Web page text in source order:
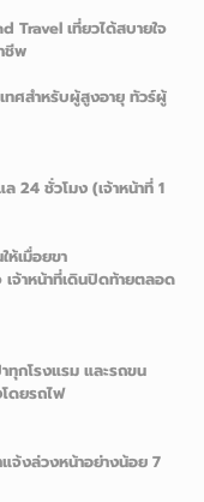
ก๋า”
เที่ยวได้สบายใจ
พ
ทศสำหรับผู้สูงอายุ ทัวร์ผู้
24 ชั่วโมง (เจ้าหน้าที่ 1
เมื่อยขา
จ้าหน้าที่เดินปิดท้ายตลอด
ทุกโรงแรม และรถขน
ยรถไฟ